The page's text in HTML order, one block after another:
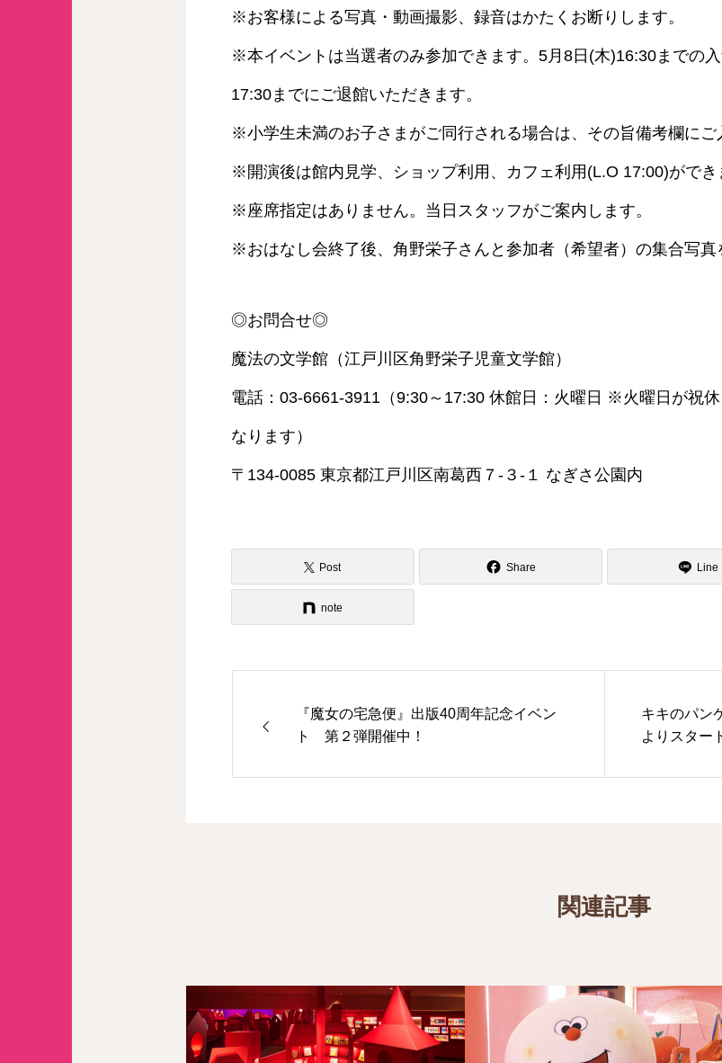
※お客様による写真・動画撮影、録音はかたくお断りします。
※本イベントは当選者のみ参加できます。5月8日(木)16:30までの
17:30までにご退館いただきます。
※小学生未満のお子さまがご同行される場合は、その旨備考欄にご
※開演後は館内見学、ショップ利用、カフェ利用(L.O 17:00)ができ
※座席指定はありません。当日スタッフがご案内します。
※おはなし会終了後、角野栄子さんと参加者（希望者）の集合写真
◎お問合せ◎
魔法の文学館（江戸川区角野栄子児童文学館）
電話：03-6661-3911（9:30～17:30 休館日：火曜日 ※火曜日が祝
なります）
〒134-0085 東京都江戸川区南葛西７-３-１ なぎさ公園内
Post Share Line
note
『魔女の宅急便』出版40周年記念イベン
ト 第２弾開催中！
キキのパン
よりスター
関連記事